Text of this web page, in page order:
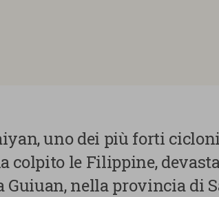
uno dei più forti cicloni
colpito le Filippine,
Guiuan, nella provincia di